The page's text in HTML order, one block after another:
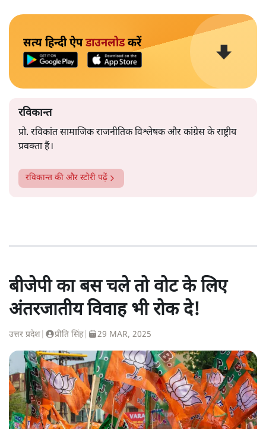
सत्य हिन्दी ऐपडाउनलोडकरें
रविकान्त
प्रो. रविकांत सामाजिक राजनीतिक विश्लेषक और कांग्रेस के राष्ट्रीय
प्रवक्ता हैं।
रविकान्त की और स्टोरी पढ़ें
बीजेपी का बस चले तो वोट के लिए
अंतरजातीय विवाह भी रोक दे!
उत्तर प्रदेश प्रीति सिंह| 29 MAR, 2025